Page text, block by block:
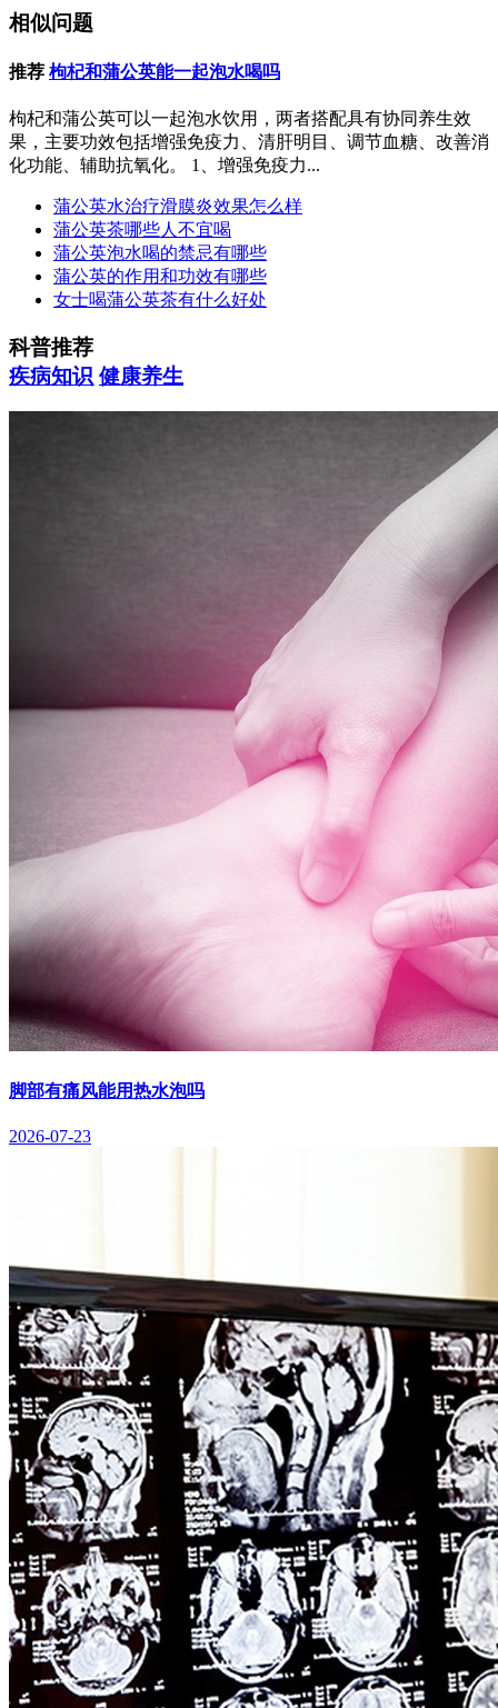
相似问题
推荐 枸杞和蒲公英能一起泡水喝吗
枸杞和蒲公英可以一起泡水饮用，两者搭配具有协同养生效
果，主要功效包括增强免疫力、清肝明目、调节血糖、改善消
化功能、辅助抗氧化。 1、增强免疫力...
蒲公英水治疗滑膜炎效果怎么样
蒲公英茶哪些人不宜喝
蒲公英泡水喝的禁忌有哪些
蒲公英的作用和功效有哪些
女士喝蒲公英茶有什么好处
科普推荐
疾病知识 健康养生
脚部有痛风能用热水泡吗
2026-07-23